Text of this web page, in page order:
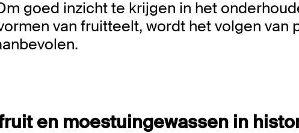
goed inzicht te krijgen in het
van fruitteelt, wordt het volgen van
en moestuingewassen in